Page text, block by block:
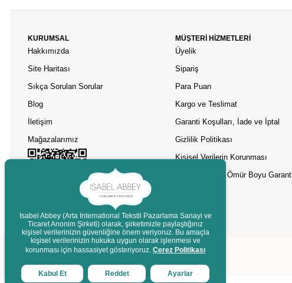
KURUMSAL
Hakkımızda
Site Haritası
Sıkça Sorulan Sorular
Blog
İletişim
Mağazalarımız
MÜŞTERİ HİZMETLERİ
Üyelik
Sipariş
Para Puan
Kargo ve Teslimat
Garanti Koşulları, İade ve İptal
Gizlilik Politikası
Kişisel Verilerin Korunması
Asobu Termos Ömür Boyu
Destek
Isabel Abbey (Arta International Tekstil Pazarlama Sanayi ve
Ticaret Anonim Şirketi) olarak, şirketimizle paylaştığınız
kişisel verilerinizin güvenliğine önem veriyoruz. Bu amaçla
kişisel verilerinizin hukuka uygun olarak işlenmesi ve
korunması için hassasiyet gösteriyoruz. Çerez Politikası
Kabul Et Reddet Ayarlar